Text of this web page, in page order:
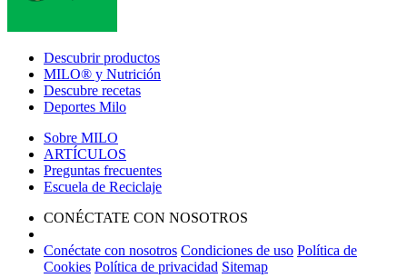
Descubrir productos
MILO® y Nutrición
Descubre recetas
Deportes Milo
Sobre MILO
ARTÍCULOS
Preguntas frecuentes
Escuela de Reciclaje
CONÉCTATE CON NOSOTROS
Conéctate con nosotros Condiciones de uso Política de
Cookies Política de privacidad Sitemap